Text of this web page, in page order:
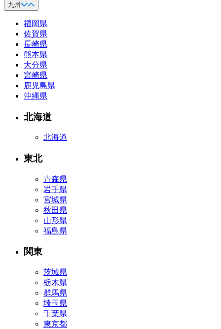
九州
福岡県
佐賀県
長崎県
熊本県
大分県
宮崎県
鹿児島県
沖縄県
北海道
北海道
東北
青森県
岩手県
宮城県
秋田県
山形県
福島県
関東
茨城県
栃木県
群馬県
埼玉県
千葉県
東京都